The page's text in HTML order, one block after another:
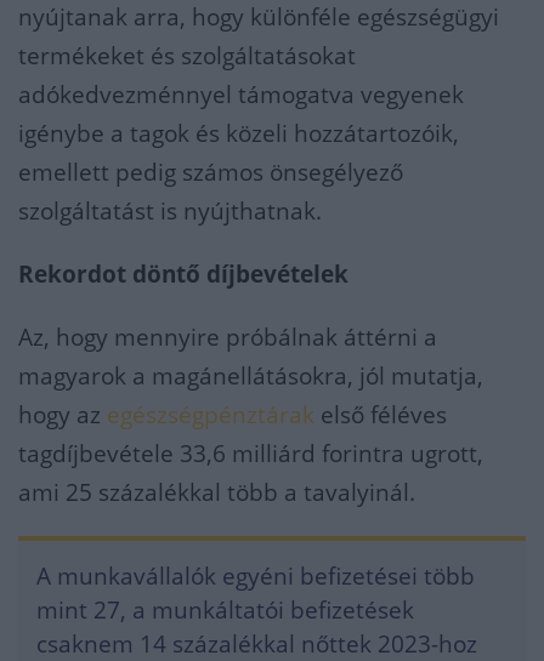
nyújtanak arra, hogy különféle egészségügyi
termékeket és szolgáltatásokat
adókedvezménnyel támogatva vegyenek
igénybe a tagok és közeli hozzátartozóik,
emellett pedig számos önsegélyező
szolgáltatást is nyújthatnak.
Rekordot döntő díjbevételek
Az, hogy mennyire próbálnak áttérni a
magyarok a magánellátásokra, jól mutatja,
hogy az egészségpénztárak első féléves
tagdíjbevétele 33,6 milliárd forintra ugrott,
ami 25 százalékkal több a tavalyinál.
A munkavállalók egyéni befizetései több
mint 27, a munkáltatói befizetések
csaknem 14 százalékkal nőttek 2023-hoz